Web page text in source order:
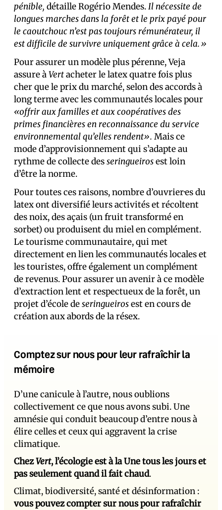
pénible, détaille Rogério Mendes.Il nécessite de
longues marches dans la forêt et le prix payé pour
le caoutchouc n’est pas toujours rémunérateur, il
est difficile de survivre uniquement grâce à cela.»
Pour assurer un modèle plus pérenne, Veja
assure àVertacheter le latex quatre fois plus
cher que le prix du marché, selon des accords à
long terme avec les communautés locales pour
«offrir aux familles et aux coopératives des
primes financières en reconnaissance du service
environnemental qu’elles rendent». Mais ce
mode d’approvisionnement qui s’adapte au
rythme de collecte desseringueirosest loin
d’être la norme.
Pour toutes ces raisons, nombre d’ouvrier·es du
latex ont diversifié leurs activités et récoltent
des noix, des açais (un fruit transformé en
sorbet) ou produisent du miel en complément.
Le tourisme communautaire, qui met
directement en lien les communautés locales et
les touristes, offre également un complément
de revenus. Pour assurer un avenir à ce modèle
d’extraction lent et respectueux de la forêt, un
projet d’école deseringueirosest en cours de
création aux abords de la résex.
Comptez sur nous pour leur rafraîchir la
mémoire
D’une canicule à l’autre, nous oublions
collectivement ce que nous avons subi. Une
amnésie qui conduit beaucoup d’entre nous à
élire celles et ceux qui aggravent la crise
climatique.
ChezVert, l’écologie est à la Une tous les jours et
pas seulement quand il fait chaud.
Climat, biodiversité, santé et désinformation :
vous pouvez compter sur nous pour rafraîchir